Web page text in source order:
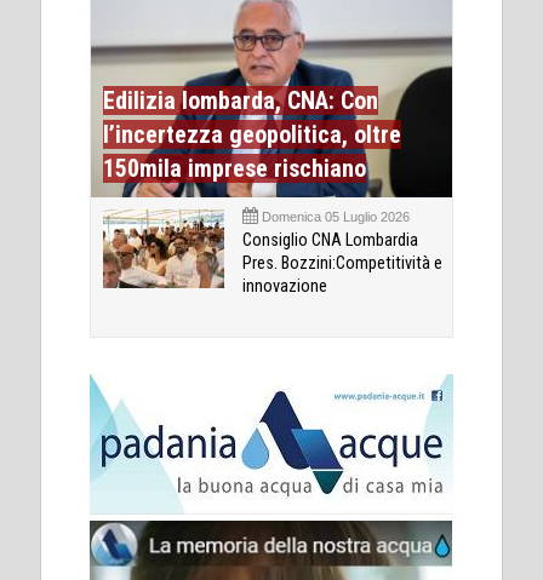
Edilizia lombarda, CNA: Con
l’incertezza geopolitica, oltre
150mila imprese rischiano
Domenica 05 Luglio 2026
Consiglio CNA Lombardia
Pres. Bozzini:Competitività e
innovazione